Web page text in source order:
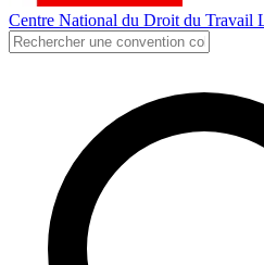
Centre National du Droit du Travail